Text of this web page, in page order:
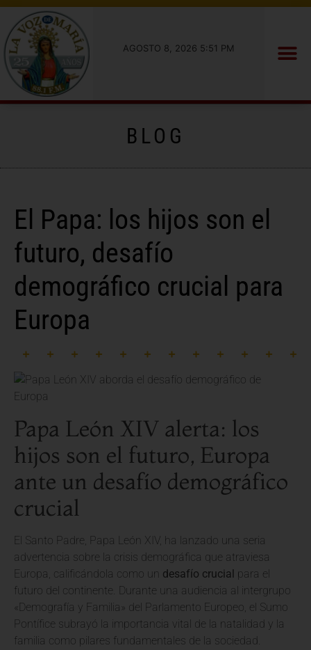
AGOSTO 8, 2026 5:51 PM
BLOG
El Papa: los hijos son el
futuro, desafío
demográfico crucial para
Europa
Papa León XIV alerta: los
hijos son el futuro, Europa
ante un desafío demográfico
crucial
El Santo Padre, Papa León XIV, ha lanzado una seria
advertencia sobre la crisis demográfica que atraviesa
Europa, calificándola como un desafío crucial para el
futuro del continente. Durante una audiencia al intergrupo
«Demografía y Familia» del Parlamento Europeo, el Sumo
Pontífice subrayó la importancia vital de la natalidad y la
familia como pilares fundamentales de la sociedad.